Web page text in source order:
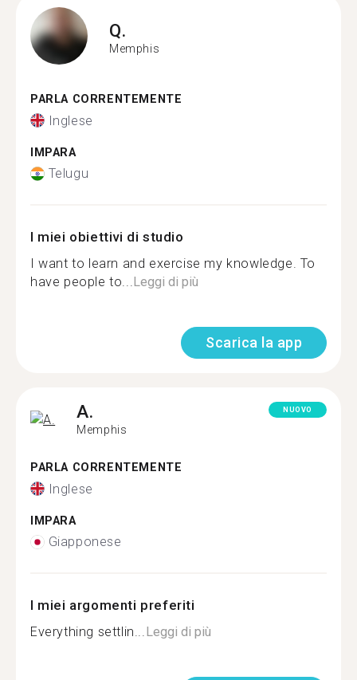
Q.
Memphis
PARLA CORRENTEMENTE
Inglese
IMPARA
Telugu
I miei obiettivi di studio
I want to learn and exercise my knowledge. To
have people to...Leggi di più
Scarica la app
A.
Memphis
NUOVO
PARLA CORRENTEMENTE
Inglese
IMPARA
Giapponese
I miei argomenti preferiti
Everything settlin...Leggi di più